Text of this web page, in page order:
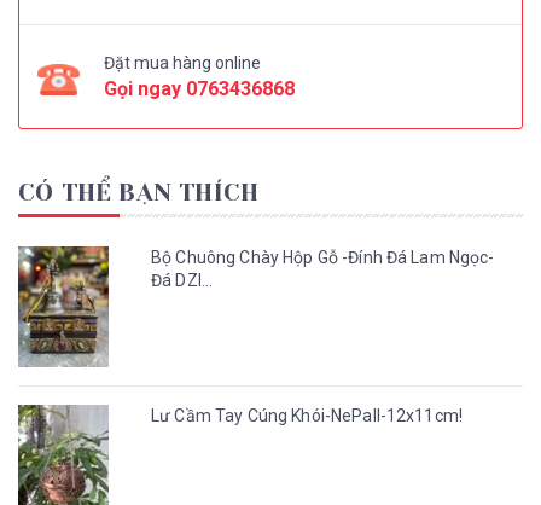
Đặt mua hàng online
Gọi ngay 0763436868
CÓ THỂ BẠN THÍCH
Bộ Chuông Chày Hộp Gỗ -Đính Đá Lam Ngọc-
Đá DZI...
Lư Cầm Tay Cúng Khói-NePall-12x11cm!